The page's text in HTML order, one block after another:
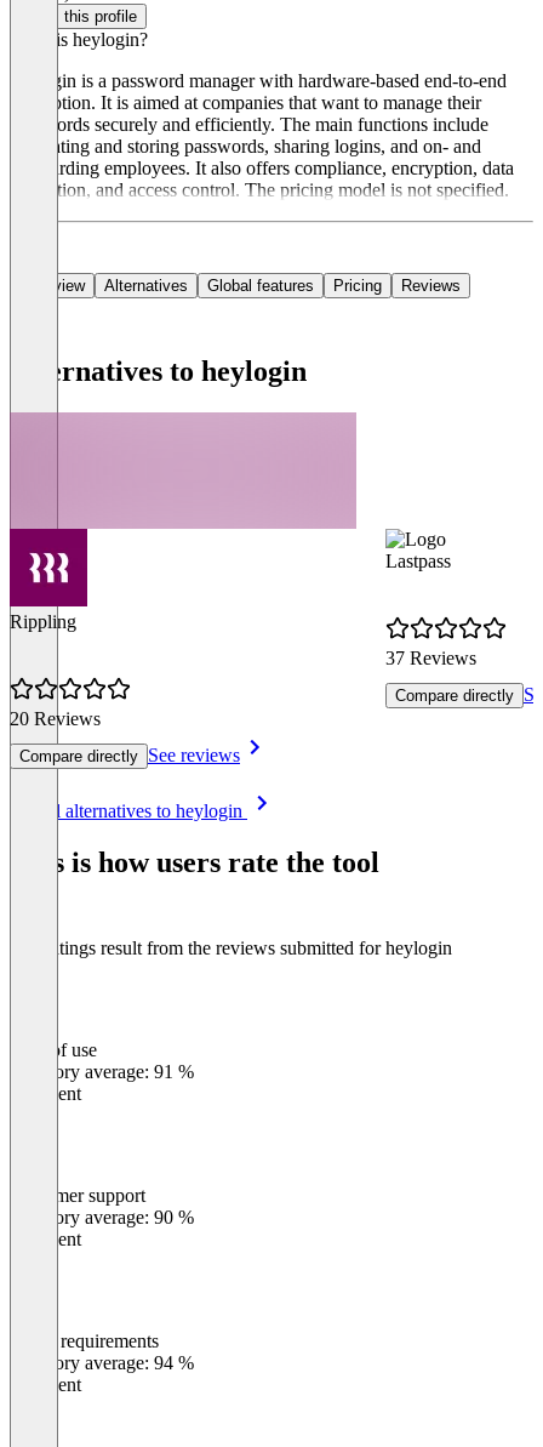
Claim this profile
What is heylogin?
heylogin is a password manager with hardware-based end-to-end
encryption. It is aimed at companies that want to manage their
passwords securely and efficiently. The main functions include
generating and storing passwords, sharing logins, and on- and
offboarding employees. It also offers compliance, encryption, data
protection, and access control. The pricing model is not specified.
Overview Alternatives Global features Pricing Reviews
Alternatives to heylogin
Rippling
20 Reviews
Compare directly See reviews
Lastpass
37 Reviews
Compare directly
See all alternatives to heylogin
This is how users rate the tool
The ratings result from the reviews submitted for heylogin
Ease of use
Category average: 91 %
Excellent
Customer support
Category average: 90 %
Excellent
Meets requirements
Category average: 94 %
Excellent